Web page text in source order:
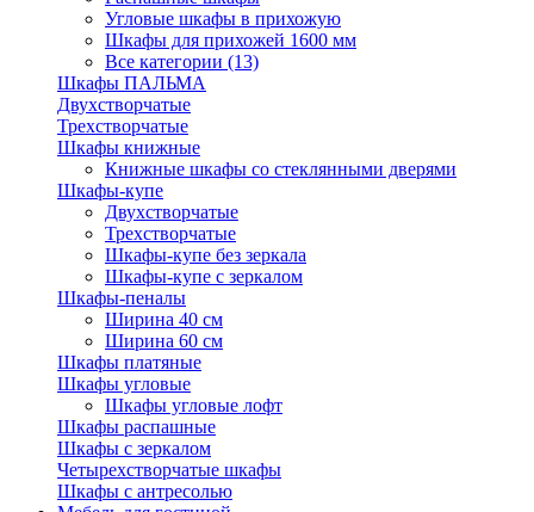
Угловые шкафы в прихожую
Шкафы для прихожей 1600 мм
Все категории (13)
Шкафы ПАЛЬМА
Двухстворчатые
Трехстворчатые
Шкафы книжные
Книжные шкафы со стеклянными дверями
Шкафы-купе
Двухстворчатые
Трехстворчатые
Шкафы-купе без зеркала
Шкафы-купе с зеркалом
Шкафы-пеналы
Ширина 40 см
Ширина 60 см
Шкафы платяные
Шкафы угловые
Шкафы угловые лофт
Шкафы распашные
Шкафы с зеркалом
Четырехстворчатые шкафы
Шкафы с антресолью